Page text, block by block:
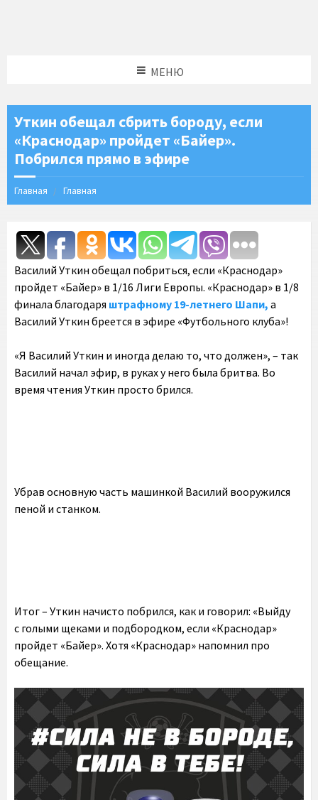
МЕНЮ
Уткин обещал сбрить бороду, если
«Краснодар» пройдет «Байер».
Побрился прямо в эфире
Главная Главная
Василий Уткин обещал побриться, если «Краснодар»
пройдет «Байер» в 1/16 Лиги Европы. «Краснодар» в 1/8
финала благодаря штрафному 19-летнего Шапи, а
Василий Уткин бреется в эфире «Футбольного клуба»!
«Я Василий Уткин и иногда делаю то, что должен», – так
Василий начал эфир, в руках у него была бритва. Во
время чтения Уткин просто брился.
Убрав основную часть машинкой Василий вооружился
пеной и станком.
Итог – Уткин начисто побрился, как и говорил: «Выйду
с голыми щеками и подбородком, если «Краснодар»
пройдет «Байер». Хотя «Краснодар» напомнил про
обещание.